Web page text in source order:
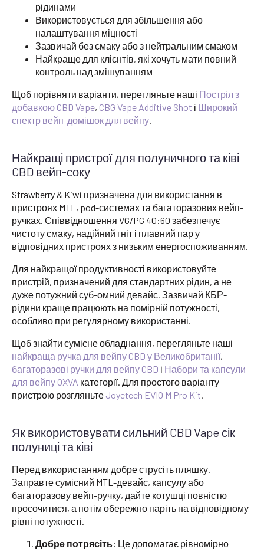
рідинами
Використовується для збільшення або
налаштування міцності
Зазвичай без смаку або з нейтральним смаком
Найкраще для клієнтів, які хочуть мати повний
контроль над змішуванням
Щоб порівняти варіанти, перегляньте наші Постріл з
добавкою CBD Vape, CBG Vape Additive Shot і Широкий
спектр вейп-домішок для вейпу
Найкращі пристрої для полуничного та ківі
CBD вейп-соку
Strawberry & Kiwi призначена для використання в
пристроях MTL, pod-системах та багаторазових вейп-
ручках. Співвідношення VG/PG 40:60 забезпечує
чистоту смаку, надійний гніт і плавний пар у
відповідних пристроях з низьким енергоспоживанням.
Для найкращої продуктивності використовуйте
пристрій, призначений для стандартних рідин, а не
дуже потужний суб-омний девайс. Зазвичай КБР-
рідини краще працюють на помірній потужності,
особливо при регулярному використанні.
Щоб знайти сумісне обладнання, перегляньте наші
найкраща ручка для вейпу CBD у Великобританії,
багаторазові ручки для вейпу CBD і Набори та капсули
для вейпу OXVA категорії. Для простого варіанту
пристрою розгляньте Joyetech EVIO M Pro Kit
Як використовувати сильний CBD Vape сік
полуниці та ківі
Перед використанням добре струсіть пляшку.
Заправте сумісний MTL-девайс, капсулу або
багаторазову вейп-ручку, дайте котушці повністю
просочитися, а потім обережно паріть на відповідному
рівні потужності.
Добре потрясіть: Це допомагає рівномірно